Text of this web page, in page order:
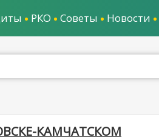
РКО Советы Новости
КАМЧАТСКОМ